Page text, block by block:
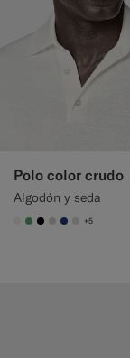
Polo color crudo
Algodón y seda
#F1EFE8
#50AA6A
#000000
#D7D1C3
#1C3D7A
#D9DADA
+5